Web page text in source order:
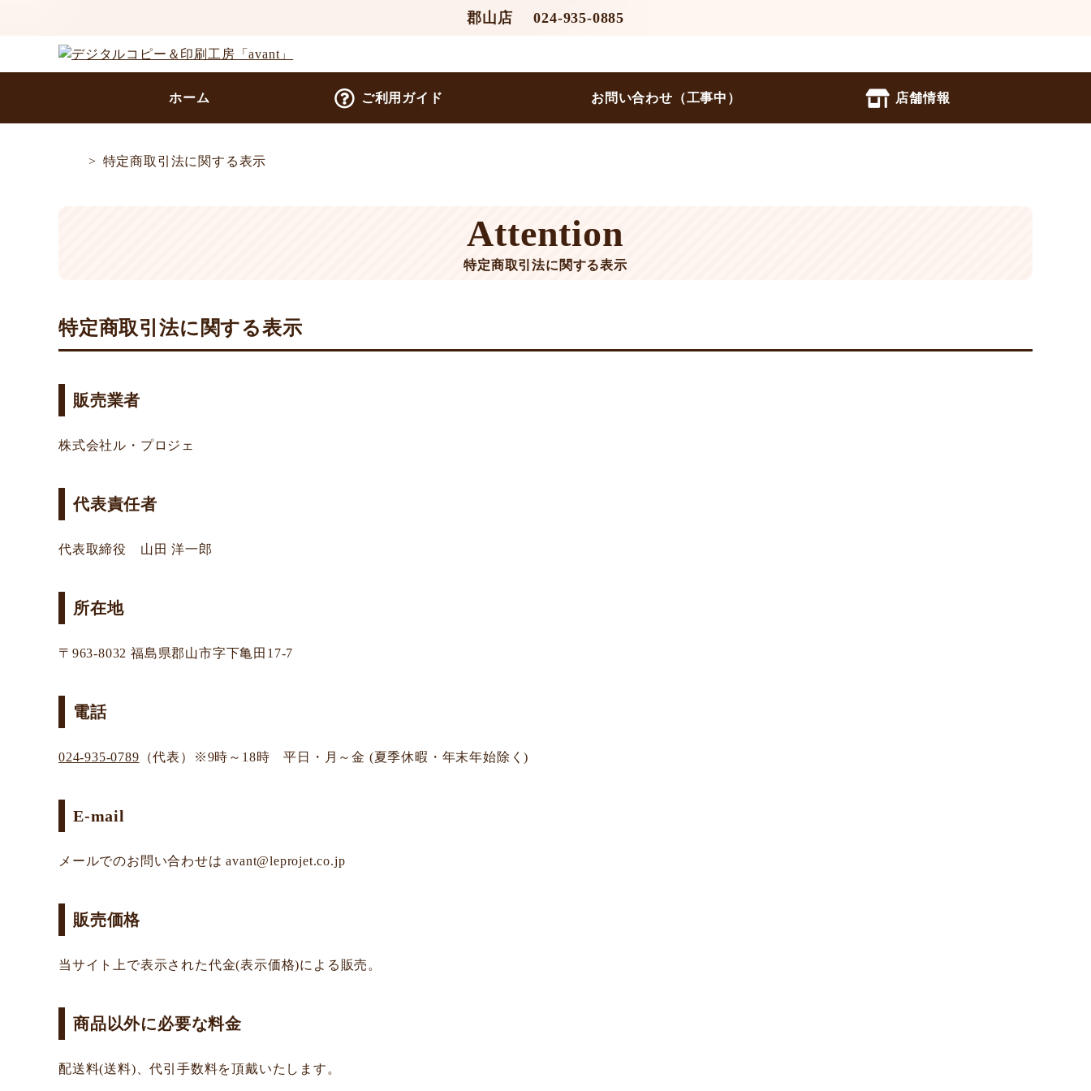
郡山店 024-935-0885
ホーム ご利用ガイド お問い合わせ（工事中） 店舗情報
特定商取引法に関する表示
Attention
特定商取引法に関する表示
特定商取引法に関する表示
販売業者
株式会社ル・プロジェ
代表責任者
代表取締役 山田 洋一郎
所在地
〒963-8032 福島県郡山市字下亀田17-7
電話
024-935-0789 （代表）※9時～18時 平日・月～金 (夏季休暇・年末年始除く)
E-mail
メールでのお問い合わせは avant@leprojet.co.jp
販売価格
当サイト上で表示された代金(表示価格)による販売。
商品以外に必要な料金
配送料(送料)、代引手数料を頂戴いたします。